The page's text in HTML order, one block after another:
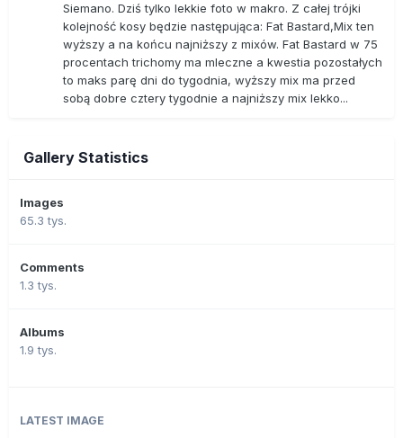
Siemano. Dziś tylko lekkie foto w makro. Z całej trójki
kolejność kosy będzie następująca: Fat Bastard,Mix ten
wyższy a na końcu najniższy z mixów. Fat Bastard w 75
procentach trichomy ma mleczne a kwestia pozostałych
to maks parę dni do tygodnia, wyższy mix ma przed
sobą dobre cztery tygodnie a najniższy mix lekko...
Gallery Statistics
Images
65.3 tys.
Comments
1.3 tys.
Albums
1.9 tys.
LATEST IMAGE